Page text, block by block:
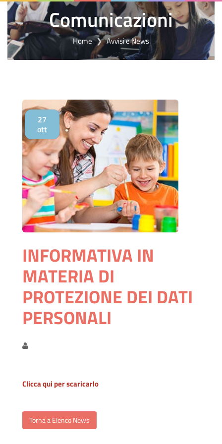
Comunicazioni
Home Avvisi e News
27
ott
INFORMATIVA IN
MATERIA DI
PROTEZIONE DEI DATI
PERSONALI
Clicca qui per scaricarlo
Torna a Elenco News